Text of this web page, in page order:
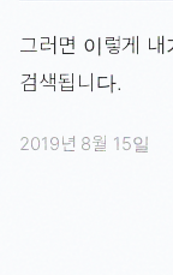
그러면 이렇게
검색됩니다.
2019년 8월 15일